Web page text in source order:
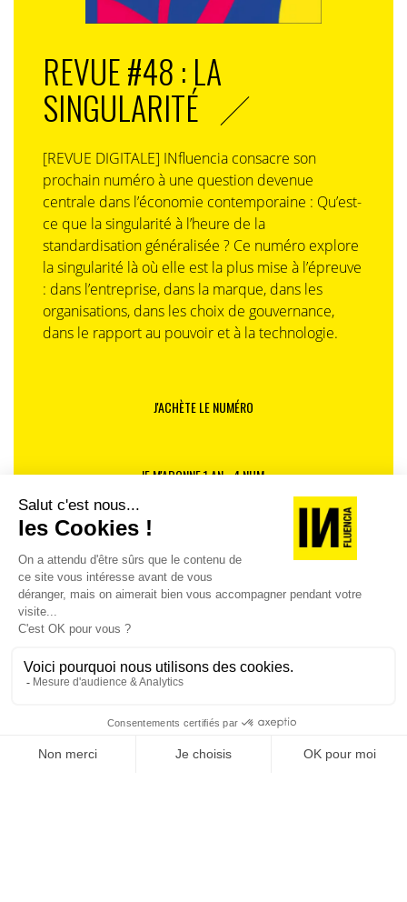
REVUE #48 : LA
SINGULARITÉ
[REVUE DIGITALE] INfluencia consacre son
prochain numéro à une question devenue
centrale dans l’économie contemporaine : Qu’est-
ce que la singularité à l’heure de la
standardisation généralisée ? Ce numéro explore
la singularité là où elle est la plus mise à l’épreuve
: dans l’entreprise, dans la marque, dans les
organisations, dans les choix de gouvernance,
dans le rapport au pouvoir et à la technologie.
J'ACHÈTE LE NUMÉRO
JE M'ABONNE 1 AN - 4 NUM.
JE DÉCOUVRE LES NUMÉROS PRÉCÉDENTS
Je suis déjà abonné(e) :je consulte la revue en